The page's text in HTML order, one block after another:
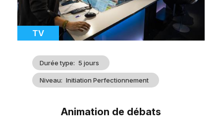
Catégorie
TV
Durée type 5 jours
Niveau Initiation Perfectionnement
Animation de débats